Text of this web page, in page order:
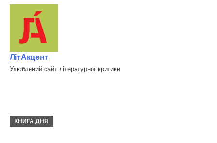
ЛітАкцент
Улюблений сайт літературної критики
КНИГА ДНЯ